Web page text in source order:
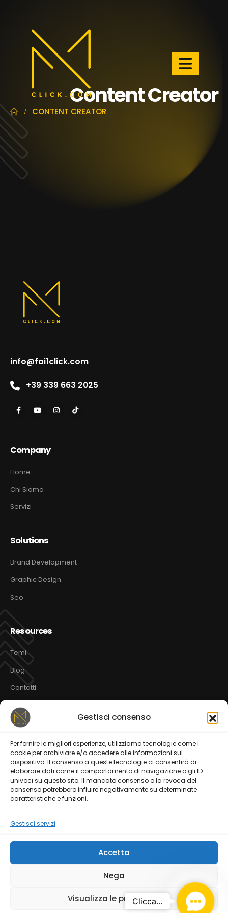
Gestisci consenso
Per fornire le migliori esperienze, utilizziamo tecnologie come i
cookie per archiviare e/o accedere alle informazioni sul
dispositivo. Il consenso a queste tecnologie ci consentirà di
elaborare dati come il comportamento di navigazione o gli ID
univoci su questo sito. Il mancato consenso o la revoca del
consenso potrebbero influire negativamente su determinate
caratteristiche e funzioni.
Gestisci servizi
Accetta
Nega
Visualizza le preferenze
Content Creator
CONTENT CREATOR
info@fai1click.com
+39 339 663 2025
Company
Home
Chi Siamo
Servizi
Solutions
Brand Development
Graphic Design
Seo
Resources
Temi
Blog
Contatti
Servizi
Web Design CMS | TEMI SEO
Social Media Marketing E-commerce Strategies
Mobile Applications Spot Pubblicitari
© 2024 fai1click srls | P.iva: 10599861217
Contact
Clicca...